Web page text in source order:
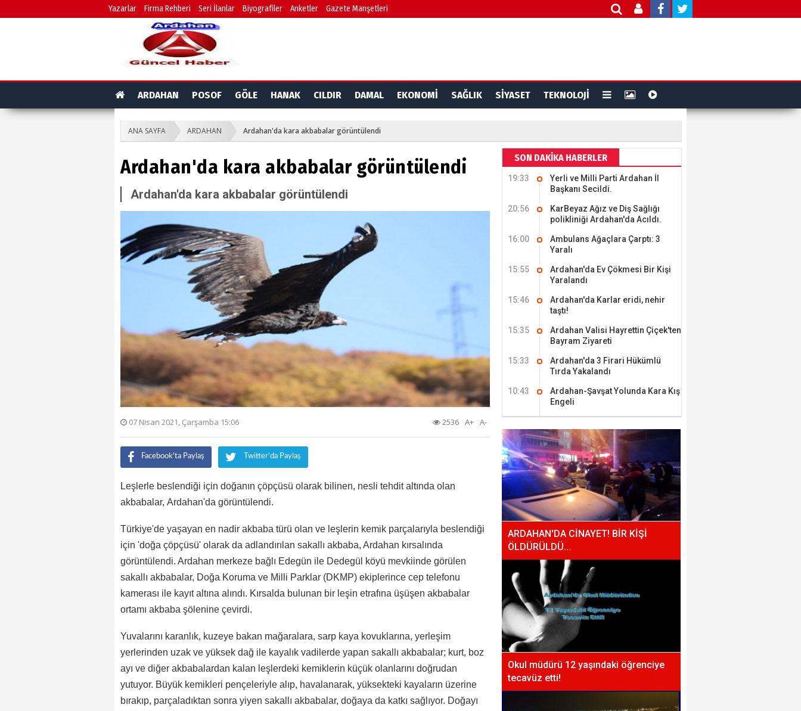
Yazarlar Firma Rehberi Seri İlanlar Biyografiler Anketler Gazete Manşetleri
ARDAHAN POSOF GÖLE HANAK CILDIR DAMAL EKONOMİ SAĞLIK SİYASET TEKNOLOJİ
ANA SAYFA ARDAHAN Ardahan'da kara akbabalar görüntülendi
Ardahan'da kara akbabalar görüntülendi
Ardahan'da kara akbabalar görüntülendi
07 Nisan 2021, Çarşamba 15:06 A-
A+
2536
Facebook'ta Paylaş Twitter'da Paylaş
Leşlerle beslendiği için doğanın çöpçüsü olarak bilinen, nesli tehdit altında olan
akbabalar, Ardahan'da görüntülendi.
Türkiye'de yaşayan en nadir akbaba türü olan ve leşlerin kemik parçalarıyla beslendiği
için 'doğa çöpçüsü' olarak da adlandırılan sakallı akbaba, Ardahan kırsalında
görüntülendi. Ardahan merkeze bağlı Edegün ile Dedegül köyü mevkiinde görülen
sakallı akbabalar, Doğa Koruma ve Milli Parklar (DKMP) ekiplerince cep telefonu
kamerası ile kayıt altına alındı. Kırsalda bulunan bir leşin etrafına üşüşen akbabalar
ortamı akbaba şölenine çevirdi.
Yuvalarını karanlık, kuzeye bakan mağaralara, sarp kaya kovuklarına, yerleşim
yerlerinden uzak ve yüksek dağ ile kayalık vadilerde yapan sakallı akbabalar; kurt, boz
ayı ve diğer akbabalardan kalan leşlerdeki kemiklerin küçük olanlarını doğrudan
yutuyor. Büyük kemikleri pençeleriyle alıp, havalanarak, yüksekteki kayaların üzerine
bırakıp, parçaladıktan sonra yiyen sakallı akbabalar, doğaya da katkı sağlıyor. Doğayı
SON DAKİKA HABERLER
19:33
Yerli ve Milli Parti Ardahan İl
Başkanı Secildi.
20:56
KarBeyaz Ağız ve Diş Sağlığı
polikliniği Ardahan'da Acıldı.
16:00
Ambulans Ağaçlara Çarptı: 3
Yaralı
15:55
Ardahan'da Ev Çökmesi Bir Kişi
Yaralandı
15:46
Ardahan'da Karlar eridi, nehir
taştı!
15:35
Ardahan Valisi Hayrettin Çiçek'ten
Bayram Ziyareti
15:33
Ardahan'da 3 Firari Hükümlü
Tırda Yakalandı
10:43
Ardahan-Şavşat Yolunda Kara Kış
Engeli
ARDAHAN'DA CİNAYET! BİR KİŞİ
ÖLDÜRÜLDÜ...
Okul müdürü 12 yaşındaki öğrenciye
tecavüz etti!